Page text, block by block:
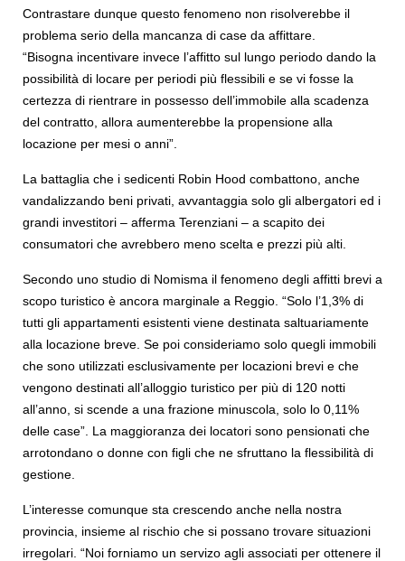
Contrastare dunque questo fenomeno non risolverebbe il
problema serio della mancanza di case da affittare.
“Bisogna incentivare invece l’affitto sul lungo periodo dando la
possibilità di locare per periodi più flessibili e se vi fosse la
certezza di rientrare in possesso dell’immobile alla scadenza
del contratto, allora aumenterebbe la propensione alla
locazione per mesi o anni”.
La battaglia che i sedicenti Robin Hood combattono, anche
vandalizzando beni privati, avvantaggia solo gli albergatori ed i
grandi investitori – afferma Terenziani – a scapito dei
consumatori che avrebbero meno scelta e prezzi più alti.
Secondo uno studio di Nomisma il fenomeno degli affitti brevi a
scopo turistico è ancora marginale a Reggio. “Solo l’1,3% di
tutti gli appartamenti esistenti viene destinata saltuariamente
alla locazione breve. Se poi consideriamo solo quegli immobili
che sono utilizzati esclusivamente per locazioni brevi e che
vengono destinati all’alloggio turistico per più di 120 notti
all’anno, si scende a una frazione minuscola, solo lo 0,11%
delle case”. La maggioranza dei locatori sono pensionati che
arrotondano o donne con figli che ne sfruttano la flessibilità di
gestione.
L’interesse comunque sta crescendo anche nella nostra
provincia, insieme al rischio che si possano trovare situazioni
irregolari. “Noi forniamo un servizo agli associati per ottenere il